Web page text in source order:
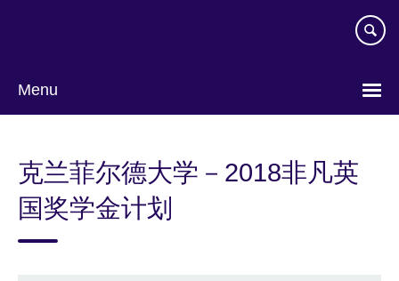
Menu
language
克兰菲尔德大学－2018非凡英
国奖学金计划